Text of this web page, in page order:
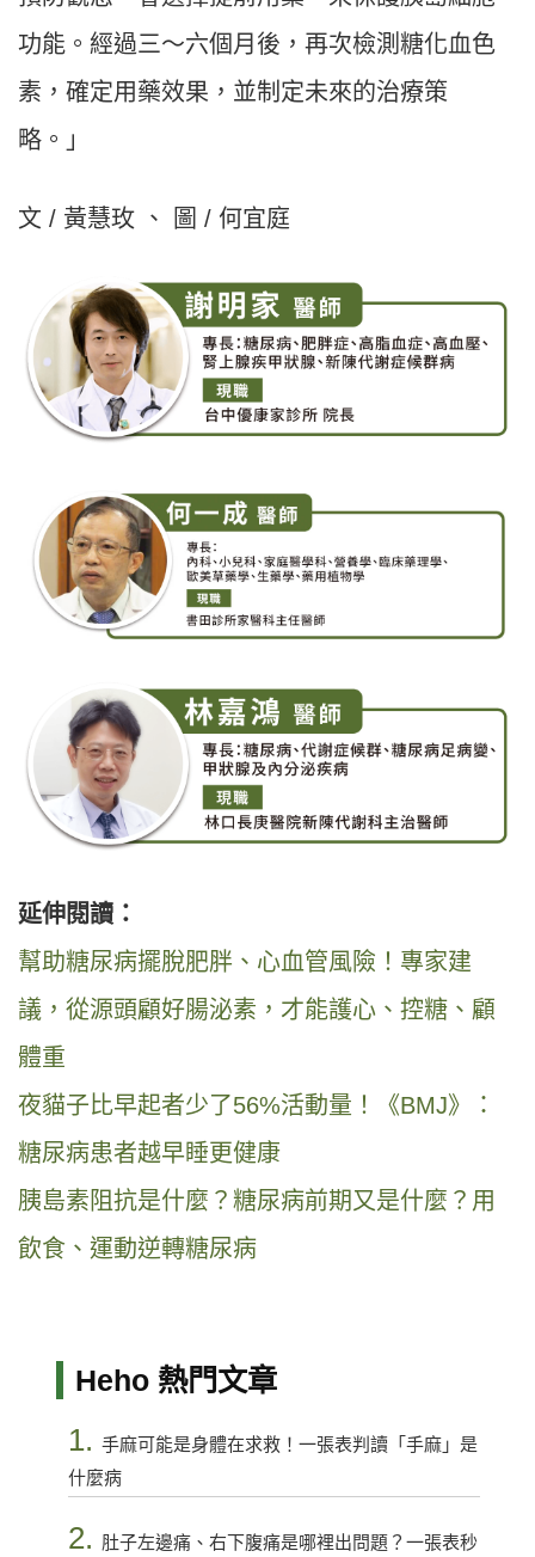
功能。經過三～六個月後，再次檢測糖化血色
素，確定用藥效果，並制定未來的治療策
略。」
文 / 黃慧玫 、 圖 / 何宜庭
延伸閱讀：
幫助糖尿病擺脫肥胖、心血管風險！專家建
議，從源頭顧好腸泌素，才能護心、控糖、顧
體重
夜貓子比早起者少了56%活動量！《BMJ》：
糖尿病患者越早睡更健康
胰島素阻抗是什麼？糖尿病前期又是什麼？用
飲食、運動逆轉糖尿病
Heho 熱門文章
1. 手麻可能是身體在求救！一張表判讀「手麻」是
什麼病
2. 肚子左邊痛、右下腹痛是哪裡出問題？一張表秒